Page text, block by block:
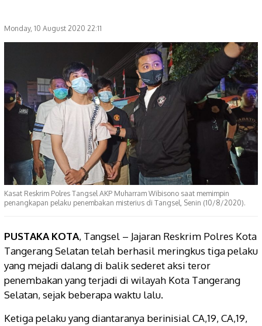
Monday, 10 August 2020 22:11
Kasat Reskrim Polres Tangsel AKP Muharram Wibisono saat memimpin
penangkapan pelaku penembakan misterius di Tangsel, Senin (10/8/2020).
PUSTAKA KOTA, Tangsel – Jajaran Reskrim Polres Kota
Tangerang Selatan telah berhasil meringkus tiga pelaku
yang mejadi dalang di balik sederet aksi teror
penembakan yang terjadi di wilayah Kota Tangerang
Selatan, sejak beberapa waktu lalu.
Ketiga pelaku yang diantaranya berinisial CA,19, CA,19,